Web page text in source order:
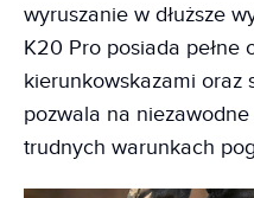
wyruszanie w dłuższe
K20 Pro posiada pełne
kierunkowskazami oraz
pozwala na niezawodne
trudnych warunkach